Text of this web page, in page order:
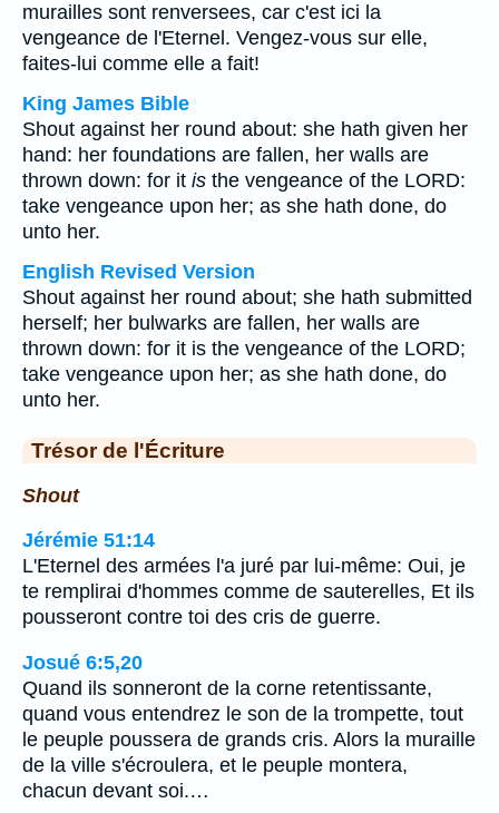
murailles sont renversees, car c'est ici la
vengeance de l'Eternel. Vengez-vous sur elle,
faites-lui comme elle a fait!
King James Bible
Shout against her round about: she hath given her
hand: her foundations are fallen, her walls are
thrown down: for it is the vengeance of the LORD:
take vengeance upon her; as she hath done, do
unto her.
English Revised Version
Shout against her round about; she hath submitted
herself; her bulwarks are fallen, her walls are
thrown down: for it is the vengeance of the LORD;
take vengeance upon her; as she hath done, do
unto her.
Trésor de l'Écriture
Shout
Jérémie 51:14
L'Eternel des armées l'a juré par lui-même: Oui, je
te remplirai d'hommes comme de sauterelles, Et ils
pousseront contre toi des cris de guerre.
Josué 6:5,20
Quand ils sonneront de la corne retentissante,
quand vous entendrez le son de la trompette, tout
le peuple poussera de grands cris. Alors la muraille
de la ville s'écroulera, et le peuple montera,
chacun devant soi.…